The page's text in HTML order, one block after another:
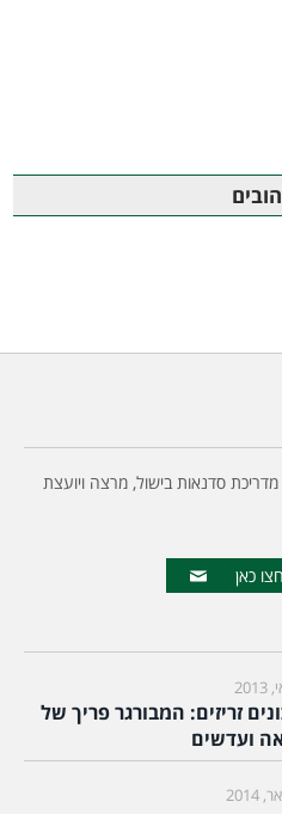
מדריכת סדנאות בישול, מרצה ויועצת
כאן
זריזים: המבורגר פריך של
ועדשים